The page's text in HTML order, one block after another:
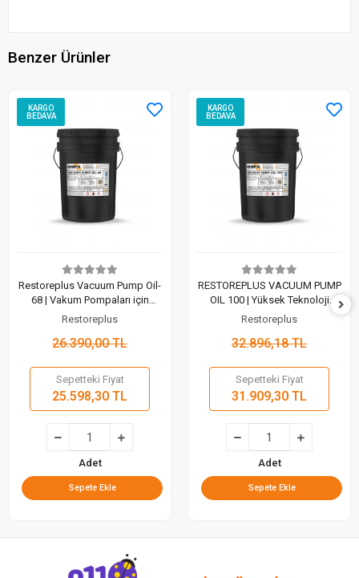
Benzer Ürünler
KARGO
BEDAVA
Restoreplus Vacuum Pump Oil-
68 | Vakum Pompaları için
Yüksek Performanslı Özel Yağ
(20 Lt)
Restoreplus
26.390,00 TL
Sepetteki Fiyat
25.598,30 TL
Adet
Sepete Ekle
KARGO
BEDAVA
RESTOREPLUS VACUUM PUMP
OIL 100 | Yüksek Teknoloji
Mineral Vakum Pompası Yağı
(20 Lt)
Restoreplus
32.896,18 TL
Sepetteki Fiyat
31.909,30 TL
Adet
Sepete Ekle